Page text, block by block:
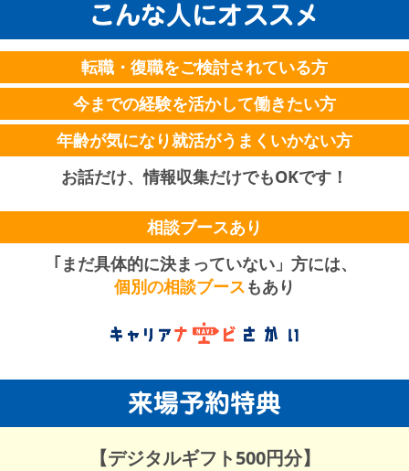
こんな人にオススメ
転職・復職をご検討されている方
今までの経験を活かして働きたい方
年齢が気になり就活がうまくいかない方
お話だけ、情報収集だけでもOKです！
相談ブースあり
｢まだ具体的に決まっていない」方には、
個別の相談ブースもあり
来場予約特典
【デジタルギフト500円分】